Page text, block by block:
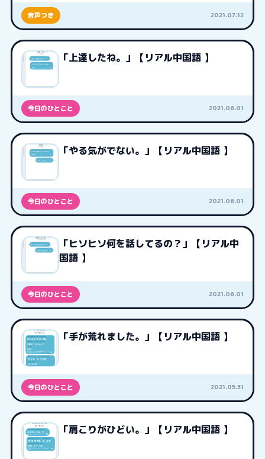
音声つき 2021.07.12
「上達したね。」【リアル中国語 】
今日のひとこと 2021.06.01
「やる気がでない。」【リアル中国語 】
今日のひとこと 2021.06.01
「ヒソヒソ何を話してるの？」【リアル中
国語 】
今日のひとこと 2021.06.01
「手が荒れました。」【リアル中国語 】
今日のひとこと 2021.05.31
「肩こりがひどい。」【リアル中国語 】